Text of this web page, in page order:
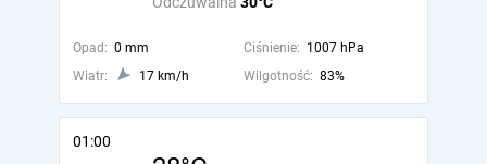
Opad: 0 mm Ciśnienie: 1007 hPa
Wiatr:
17 km/h Wilgotność: 83%
01:00